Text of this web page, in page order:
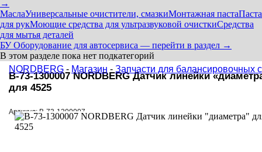
→
МаслаУниверсальные очистители, смазкиМонтажная пастаПаста
для рукМоющие средства для ультразвуковой очисткиСредства
для мытья деталей
БУ Оборудование для автосервиса — перейти в раздел →
В этом разделе пока нет подкатегорий
NORDBERG - Магазин - Запчасти для балансировочных
B-73-1300007 NORDBERG Датчик линейки
для 4525
Артикул: B-73-1300007